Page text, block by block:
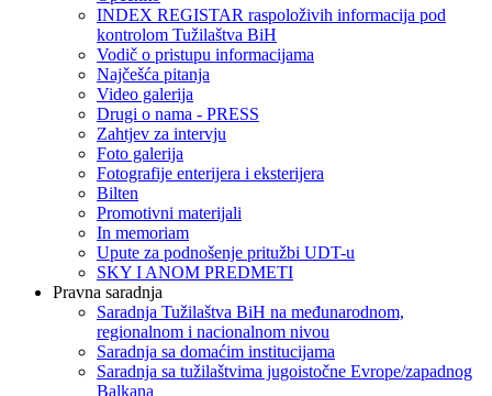
INDEX REGISTAR raspoloživih informacija pod
kontrolom Tužilaštva BiH
Vodič o pristupu informacijama
Najčešća pitanja
Video galerija
Drugi o nama - PRESS
Zahtjev za intervju
Foto galerija
Fotografije enterijera i eksterijera
Bilten
Promotivni materijali
In memoriam
Upute za podnošenje pritužbi UDT-u
SKY I ANOM PREDMETI
Pravna saradnja
Saradnja Tužilaštva BiH na međunarodnom,
regionalnom i nacionalnom nivou
Saradnja sa domaćim institucijama
Saradnja sa tužilaštvima jugoistočne Evrope/zapadnog
Balkana